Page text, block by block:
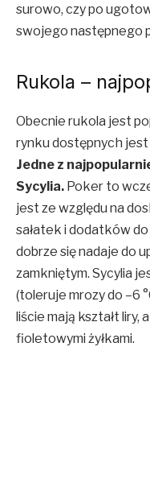
surowo, czy po
swojego następnego
Rukola –
Obecnie rukola jest
rynku dostępnych
Jedne z
Sycylia. Poker to
jest ze względu na
sałatek i dodatków do
dobrze się nadaje do
zamkniętym. Sycylia
(toleruje mrozy do –6
liście mają kształt liry,
fioletowymi żyłkami.